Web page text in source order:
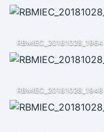
RBMIEC_20181028_1964
RBMIEC_20181028_1948